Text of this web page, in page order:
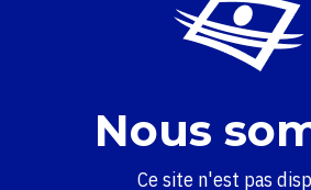
Nous
Ce site n'est pas